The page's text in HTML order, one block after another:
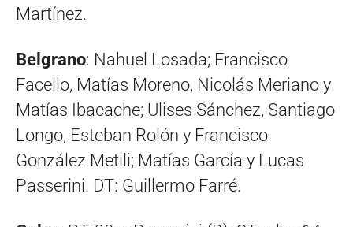
Martínez.
Belgrano: Nahuel Losada; Francisco
Facello, Matías Moreno, Nicolás Meriano y
Matías Ibacache; Ulises Sánchez, Santiago
Longo, Esteban Rolón y Francisco
González Metili; Matías García y Lucas
Passerini. DT: Guillermo Farré.